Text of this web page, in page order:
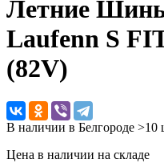
Летние
Laufenn S
(82V)
В наличии в Белгороде >10
Цена в наличии на складе